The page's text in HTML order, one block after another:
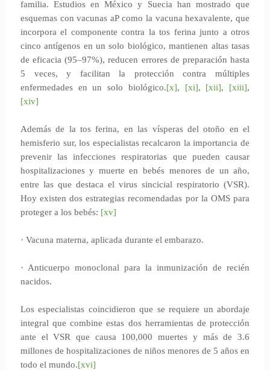
familia. Estudios en México y Suecia han mostrado que
esquemas con vacunas aP como la vacuna hexavalente, que
incorpora el componente contra la tos ferina junto a otros
cinco antígenos en un solo biológico, mantienen altas tasas
de eficacia (95–97%), reducen errores de preparación hasta
5 veces, y facilitan la protección contra múltiples
enfermedades en un solo biológico.[x], [xi], [xii], [xiii],
[xiv]
Además de la tos ferina, en las vísperas del otoño en el
hemisferio sur, los especialistas recalcaron la importancia de
prevenir las infecciones respiratorias que pueden causar
hospitalizaciones y muerte en bebés menores de un año,
entre las que destaca el virus sincicial respiratorio (VSR).
Hoy existen dos estrategias recomendadas por la OMS para
proteger a los bebés: [xv]
· Vacuna materna, aplicada durante el embarazo.
· Anticuerpo monoclonal para la inmunización de recién
nacidos.
Los especialistas coincidieron que se requiere un abordaje
integral que combine estas dos herramientas de protección
ante el VSR que causa 100,000 muertes y más de 3.6
millones de hospitalizaciones de niños menores de 5 años en
todo el mundo.[xvi]